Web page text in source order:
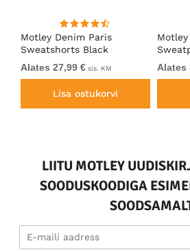
Motley Denim Paris
Sweatshorts Black
Alates 27,99 € sis. KM
Lisa ostukorvi
Alates
LIITU MOTLEY
SOODUSKOODIGA